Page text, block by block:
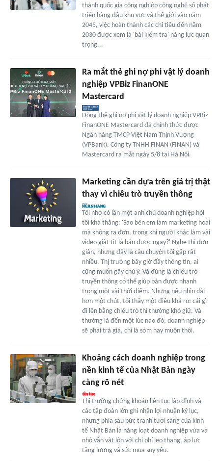
thành quốc gia công nghiệp công nghệ số phát
triển hàng đầu khu vực và thế giới vào năm
2045, việc hoàn thành các chỉ tiêu đến năm
2030 được xem là 'bài kiểm tra' năng lực quan
trọng...
Ra mắt thẻ ghi nợ phi vật lý doanh
nghiệp VPBiz FinanONE
Mastercard
Dòng thẻ ghi nợ phi vật lý doanh nghiệp VPBiz
FinanONE Mastercard đã chính thức được
Ngân hàng TMCP Việt Nam Thịnh Vượng
(VPBank), Công ty TNHH FINAN (FINAN) và
Mastercard ra mắt ngày 5/8 tại Hà Nội.
Marketing cần dựa trên giá trị thật
thay vì chiêu trò truyền thông
Tôi nhớ có lần một anh chủ doanh nghiệp hỏi
tôi khá thẳng: 'Sao bên em làm marketing hoài
mà không ra đơn, trong khi người khác làm vài
video giật tít là bán được ngay?' Nghe thì đơn
giản, nhưng đây là câu chuyện tôi gặp rất
nhiều. Thị trường bây giờ đầy thông tin, ai
cũng muốn gây chú ý. Và đúng là chiêu trò
truyền thông có thể giúp bán được nhanh
trong một vài thời điểm. Nhưng nếu nhìn dài
hơn một chút, tôi thấy một điều khá rõ: cái gì
đi lên bằng chiêu trò thì thường khó giữ. Và
thường là đến một lúc nào đó, doanh nghiệp
sẽ phải trả giá, chỉ là sớm hay muộn thôi.
Khoảng cách doanh nghiệp trong
nền kinh tế của Nhật Bản ngày
càng rõ nét
Thị trường chứng khoán liên tục lập đỉnh và
các tập đoàn lớn ghi nhận lợi nhuận kỷ lục,
nhưng phía sau bức tranh tươi sáng của kinh
tế Nhật Bản là hàng loạt doanh nghiệp vừa và
nhỏ vẫn vật lộn với chi phí leo thang, áp lực
tăng lương và sức mua suy yếu.